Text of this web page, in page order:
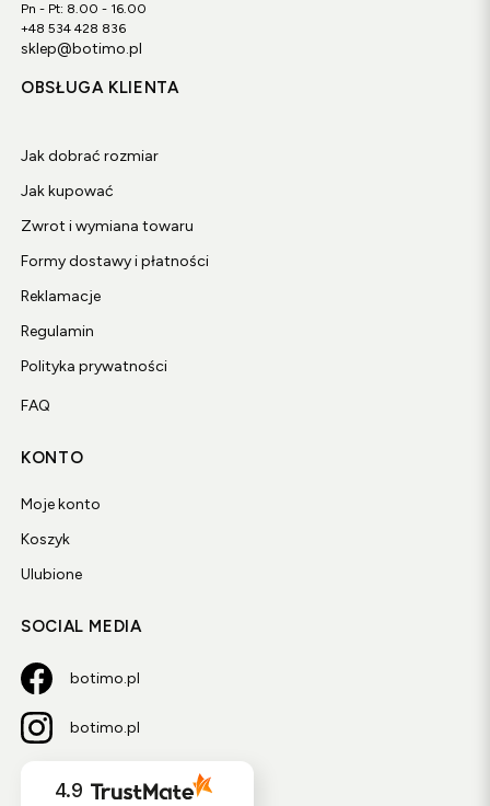
Pn - Pt: 8.00 - 16.00
+48 534 428 836
sklep@botimo.pl
OBSŁUGA KLIENTA
Jak dobrać rozmiar
Jak kupować
Zwrot i wymiana towaru
Formy dostawy i płatności
Reklamacje
Regulamin
Polityka prywatności
FAQ
KONTO
Moje konto
Koszyk
Ulubione
SOCIAL MEDIA
botimo.pl
botimo.pl
4.9